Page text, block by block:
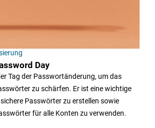
Day
Tag der Passwortänderung, um das
zu schärfen. Er ist eine wichtige
Passwörter zu erstellen sowie
für alle Konten zu verwenden.